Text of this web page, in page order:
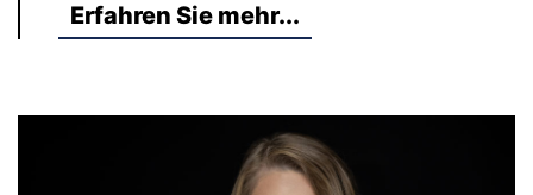
Erfahren Sie mehr...